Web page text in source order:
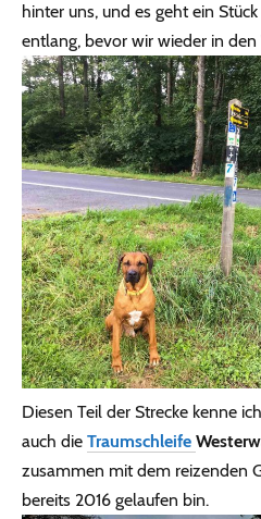
hinter uns, und es geht ein
entlang, bevor wir wieder in
Diesen Teil der Strecke kenne
auch die Traumschleife
zusammen mit dem reizenden
bereits 2016 gelaufen bin.